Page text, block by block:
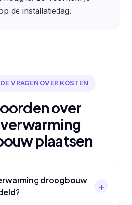
de installatiedag.
VRAGEN OVER KOSTEN
over
plaatsen
droogbouw